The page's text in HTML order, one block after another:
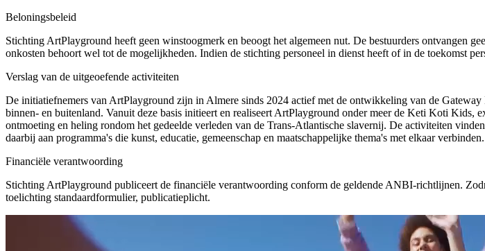
Beloningsbeleid
Stichting ArtPlayground heeft geen winstoogmerk en beoogt het algemeen nut. De bestuurders ontvangen
onkosten behoort wel tot de mogelijkheden. Indien de stichting personeel in dienst heeft of in de toekomst
Verslag van de uitgeoefende activiteiten
De initiatiefnemers van ArtPlayground zijn in Almere sinds 2024 actief met de ontwikkeling van de
binnen- en buitenland. Vanuit deze basis initieert en realiseert ArtPlayground onder meer de Keti Koti Kids,
ontmoeting en heling rondom het gedeelde verleden van de Trans-Atlantische slavernij. De activiteiten
daarbij aan programma's die kunst, educatie, gemeenschap en maatschappelijke thema's met elkaar verbinden.
Financiële verantwoording
Stichting ArtPlayground publiceert de financiële verantwoording conform de geldende ANBI-richtlijnen.
toelichting standaardformulier, publicatieplicht.